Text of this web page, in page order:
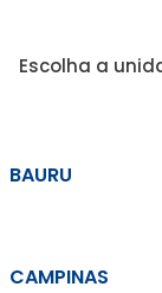
Escolha a
BAURU
CAMPINAS